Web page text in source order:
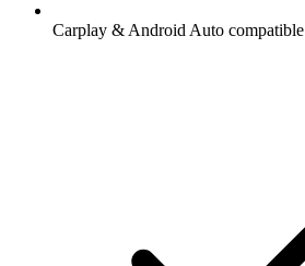
Carplay & Android Auto compatible